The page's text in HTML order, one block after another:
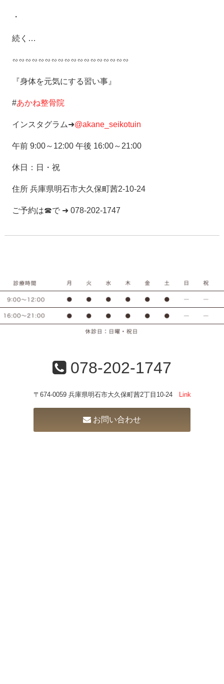
・
続く…
∽∽∽∽∽∽∽∽∽∽∽∽∽∽∽∽∽∽
『身体を元気にする習い事』
#あかね整骨院
インスタグラム➜@akane_seikotuin
午前 9:00～12:00 午後 16:00～21:00
休日：日・祝
住所 兵庫県明石市大久保町茜2-10-24
ご予約は☎で ➜ 078-202-1747
078-202-1747
〒674-0059 兵庫県明石市大久保町茜2丁目10-24 Link
お問い合わせ